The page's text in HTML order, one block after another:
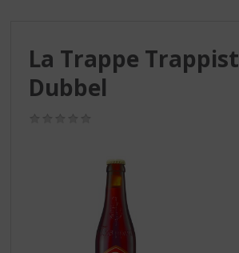
La Trappe Trappist
Dubbel